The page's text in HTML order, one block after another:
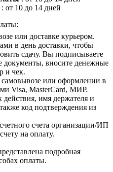
: от 10 до 14 дней
или доставке курьером.
в день доставки, чтобы
сдачу. Вы подписываете
документы, вносите денежные
и чек.
или оформлении в
Visa, MasterCard, МИР.
имя держателя и
код подтверждения из
счета организации/ИП
на оплату.
подробная
оплаты.